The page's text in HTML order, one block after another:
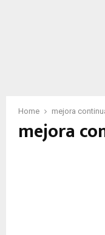
Home mejora
mejora